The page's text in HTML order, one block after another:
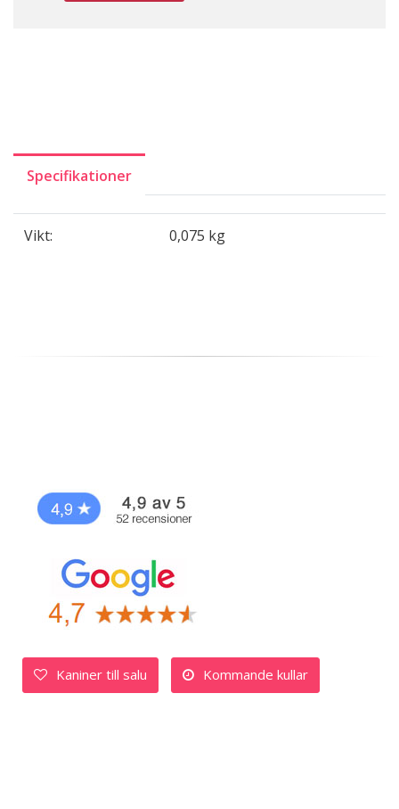
Specifikationer
Vikt: 0,075 kg
Kaniner till salu Kommande kullar